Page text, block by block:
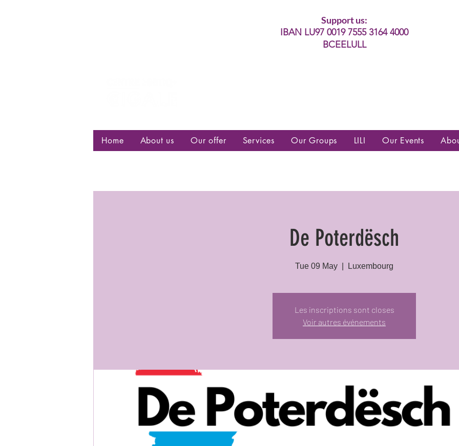
Support us:
IBAN LU97 0019 7555 3164 4000
BCEELULL
Home About us Our offer Services Our Groups LILI Our Events
De Poterdësch
Tue 09 May Luxembourg
Les inscriptions sont closes
Voir autres événements